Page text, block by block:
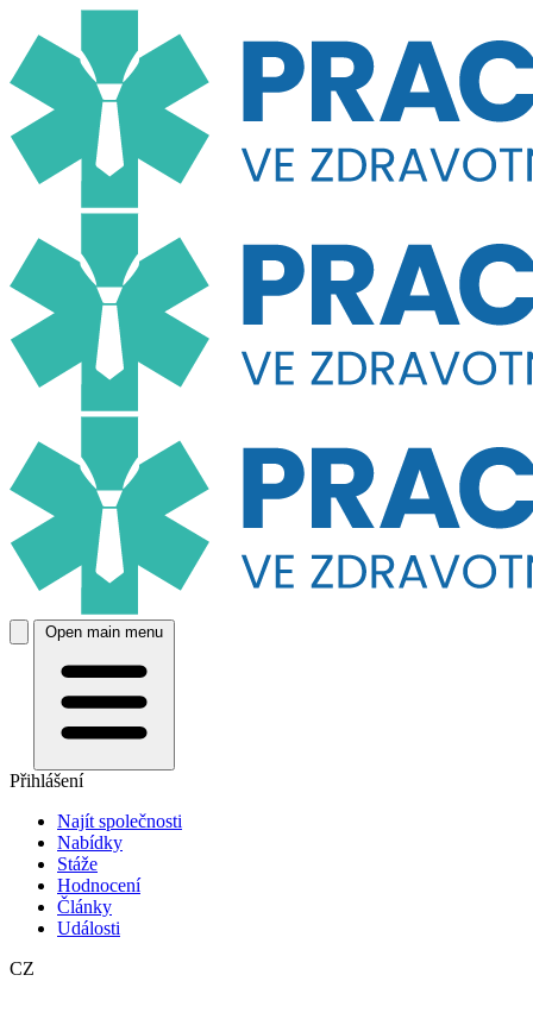
Open main menu
Přihlášení
Najít společnosti
Nabídky
Stáže
Hodnocení
Články
Události
CZ